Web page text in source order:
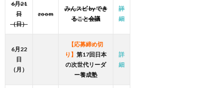
6月21
日
（日）
zoom
みんスピ by でき
ること会議
詳
細
6月22
日
（月）
【応募締め切
り】 第17回日本
の次世代リーダ
ー養成塾
詳
細